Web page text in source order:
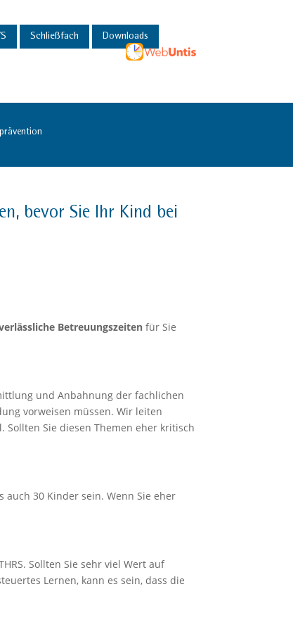
Schließfach Downloads
bevor Sie Ihr Kind bei
Betreuungszeiten für Sie
und Anbahnung der fachlichen
vorweisen müssen. Wir leiten
Sie diesen Themen eher kritisch
30 Kinder sein. Wenn Sie eher
Sollten Sie sehr viel Wert auf
Lernen, kann es sein, dass die